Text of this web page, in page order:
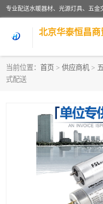
北京华泰恒昌商
当前位置： 首页 > 供应商机 >
式配送
水暖阀门